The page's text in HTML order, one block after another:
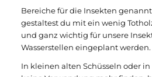
Bereiche für die Insekten genannt
gestaltest du mit ein wenig
und ganz wichtig für unsere
Wasserstellen eingeplant werden.
In kleinen alten Schüsseln oder